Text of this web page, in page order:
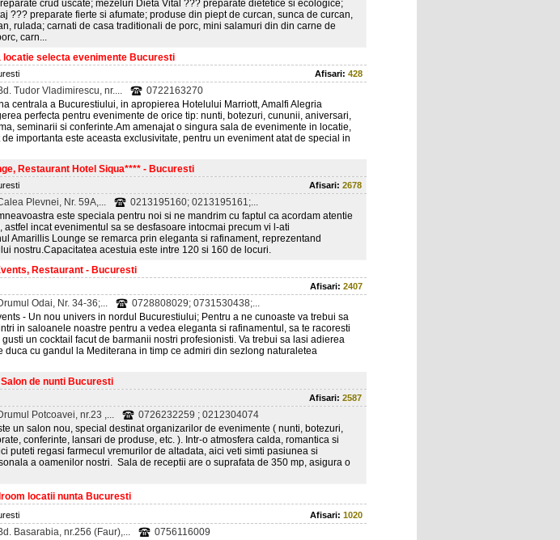
crud uscate; mezeluri Dieta Vital ??? preparate dietetice si ecologice;
??? preparate fierte si afumate; produse din piept de curcan, sunca de curcan,
rulada; carnati de casa traditionali de porc, mini salamuri din din carne de
carn...
locatie selecta evenimente Bucuresti
Afisari: 428
Tudor Vladimirescu, nr....
0722163270
centrala a Bucurestiului, in apropierea Hotelului Marriott, Amalfi Alegria
perfecta pentru evenimente de orice tip: nunti, botezuri, cununii, aniversari,
seminarii si conferinte.Am amenajat o singura sala de evenimente in locatie,
importanta este aceasta exclusivitate, pentru un eveniment atat de special in
Restaurant Hotel Siqua**** - Bucuresti
Afisari: 2678
Plevnei, Nr. 59A,...
0213195160; 0213195161;...
este speciala pentru noi si ne mandrim cu faptul ca acordam atentie
astfel incat evenimentul sa se desfasoare intocmai precum vi l-ati
Amarillis Lounge se remarca prin eleganta si rafinament, reprezentand
nostru.Capacitatea acestuia este intre 120 si 160 de locuri.
Restaurant - Bucuresti
Afisari: 2407
Odai, Nr. 34-36;...
0728808029; 0731530438;...
- Un nou univers in nordul Bucurestiului; Pentru a ne cunoaste va trebui sa
in saloanele noastre pentru a vedea eleganta si rafinamentul, sa te racoresti
un cocktail facut de barmanii nostri profesionisti. Va trebui sa lasi adierea
duca cu gandul la Mediterana in timp ce admiri din sezlong naturaletea
de nunti Bucuresti
Afisari: 2587
Potcoavei, nr.23 ,...
0726232259 ; 0212304074
un salon nou, special destinat organizarilor de evenimente ( nunti, botezuri,
conferinte, lansari de produse, etc. ). Intr-o atmosfera calda, romantica si
puteti regasi farmecul vremurilor de altadata, aici veti simti pasiunea si
a oamenilor nostri. Sala de receptii are o suprafata de 350 mp, asigura o
locatii nunta Bucuresti
Afisari: 1020
Basarabia, nr.256 (Faur),...
0756116009